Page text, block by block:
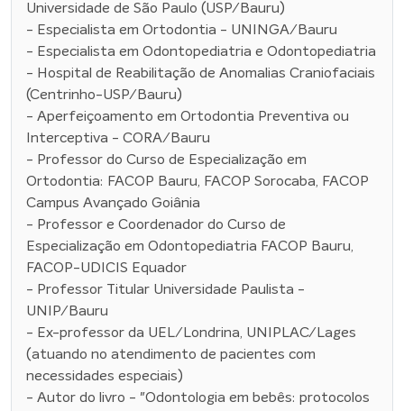
Universidade de São Paulo (USP/Bauru)
- Especialista em Ortodontia - UNINGA/Bauru
- Especialista em Odontopediatria e Odontopediatria
- Hospital de Reabilitação de Anomalias Craniofaciais
(Centrinho-USP/Bauru)
- Aperfeiçoamento em Ortodontia Preventiva ou
Interceptiva - CORA/Bauru
- Professor do Curso de Especialização em
Ortodontia: FACOP Bauru, FACOP Sorocaba, FACOP
Campus Avançado Goiânia
- Professor e Coordenador do Curso de
Especialização em Odontopediatria FACOP Bauru,
FACOP-UDICIS Equador
- Professor Titular Universidade Paulista -
UNIP/Bauru
- Ex-professor da UEL/Londrina, UNIPLAC/Lages
(atuando no atendimento de pacientes com
necessidades especiais)
- Autor do livro - "Odontologia em bebês: protocolos